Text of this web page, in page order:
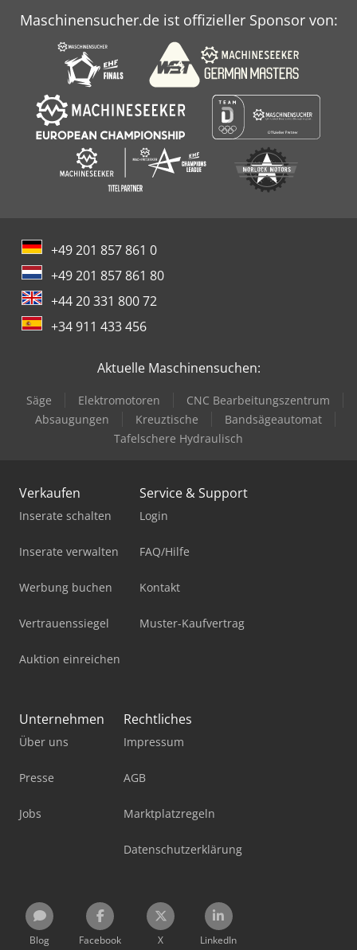
Maschinensucher.de ist offizieller Sponsor von:
+49 201 857 861 0
+49 201 857 861 80
+44 20 331 800 72
+34 911 433 456
Aktuelle Maschinensuchen:
Säge Elektromotoren
CNC Bearbeitungszentrum
Absaugungen
Kreuztische
Bandsägeautomat
Tafelschere Hydraulisch
Verkaufen
Inserate schalten
Inserate verwalten
Werbung buchen
Vertrauenssiegel
Auktion einreichen
Service & Support
Login
FAQ/Hilfe
Kontakt
Muster-Kaufvertrag
Unternehmen
Über uns
Presse
Jobs
Rechtliches
Impressum
AGB
Marktplatzregeln
Datenschutzerklärung
Blog Facebook X LinkedIn